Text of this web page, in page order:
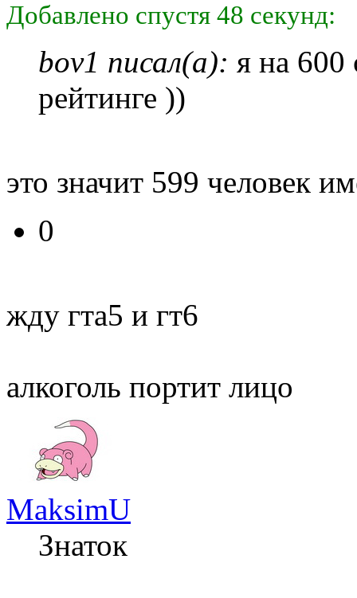
Добавлено спустя 48 секунд:
bov1 писал(а): я на 600
рейтинге ))
это значит 599 человек
0
жду гта5 и гт6
алкоголь портит лицо
MaksimU
Знаток